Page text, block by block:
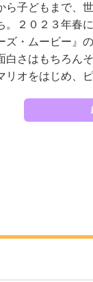
ら子どもまで、
。２０２３年春
ズ・ムービー』
白さはもちろん
リオをはじめ、